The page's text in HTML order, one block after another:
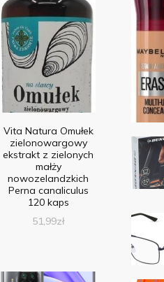
Vita Natura Omułek
zielonowargowy
ekstrakt z zielonych
małży
nowozelandzkich
Perna canaliculus
120 kaps
51,99zł